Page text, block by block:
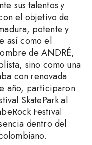
sus talentos y
el objetivo de
potente y
así como el
de ANDRÉ,
sino como una
con renovada
año, participaron
SkatePark al
Festival
dentro del